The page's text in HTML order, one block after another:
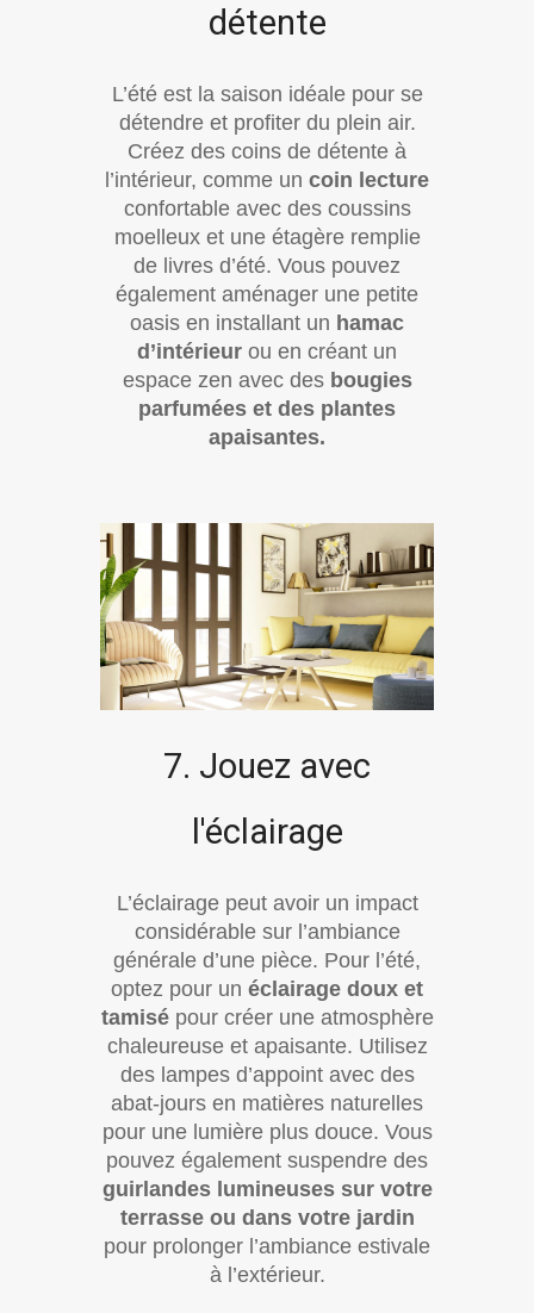
détente
L’été est la saison idéale pour se
détendre et profiter du plein air.
Créez des coins de détente à
l’intérieur, comme un coin lecture
confortable avec des coussins
moelleux et une étagère remplie
de livres d’été. Vous pouvez
également aménager une petite
oasis en installant un hamac
d’intérieur ou en créant un
espace zen avec des bougies
parfumées et des plantes
apaisantes.
7. Jouez avec
l'éclairage
L’éclairage peut avoir un impact
considérable sur l’ambiance
générale d’une pièce. Pour l’été,
optez pour un éclairage doux et
tamisépour créer une atmosphère
chaleureuse et apaisante. Utilisez
des lampes d’appoint avec des
abat-jours en matières naturelles
pour une lumière plus douce. Vous
pouvez également suspendre des
guirlandes lumineuses sur votre
terrasse ou dans votre jardin
pour prolonger l’ambiance estivale
à l’extérieur.